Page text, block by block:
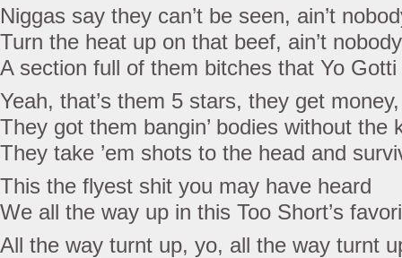
Niggas say they can’t be seen, ain’t
Turn the heat up on that beef, ain’t
A section full of them bitches that Yo Gotti
Yeah, that’s them 5 stars, they get
They got them bangin’ bodies without the
They take ’em shots to the head and
This the flyest shit you may have heard
We all the way up in this Too Short’s
All the way turnt up, yo, all the way turnt